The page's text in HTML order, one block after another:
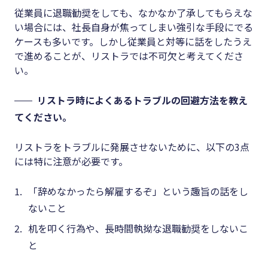
従業員に退職勧奨をしても、なかなか了承してもらえな
い場合には、社長自身が焦ってしまい強引な手段にでる
ケースも多いです。しかし従業員と対等に話をしたうえ
で進めることが、リストラでは不可欠と考えてくださ
い。
リストラ時によくあるトラブルの回避方法を教え
てください。
リストラをトラブルに発展させないために、以下の3点
には特に注意が必要です。
「辞めなかったら解雇するぞ」という趣旨の話をし
ないこと
机を叩く行為や、長時間執拗な退職勧奨をしないこ
と